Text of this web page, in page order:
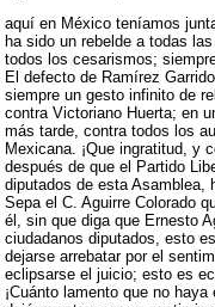
aquí en México teníamos
ha sido un rebelde a todas
todos los cesarismos;
El defecto de Ramírez
siempre un gesto infinito de
contra Victoriano Huerta; en
más tarde, contra todos los
Mexicana. ¡Que ingratitud, y
después de que el Partido
diputados de esta Asamblea,
Sepa el C. Aguirre Colorado
él, sin que diga que Ernesto
ciudadanos diputados, esto
dejarse arrebatar por el
eclipsarse el juicio; esto es
¡Cuánto lamento que no